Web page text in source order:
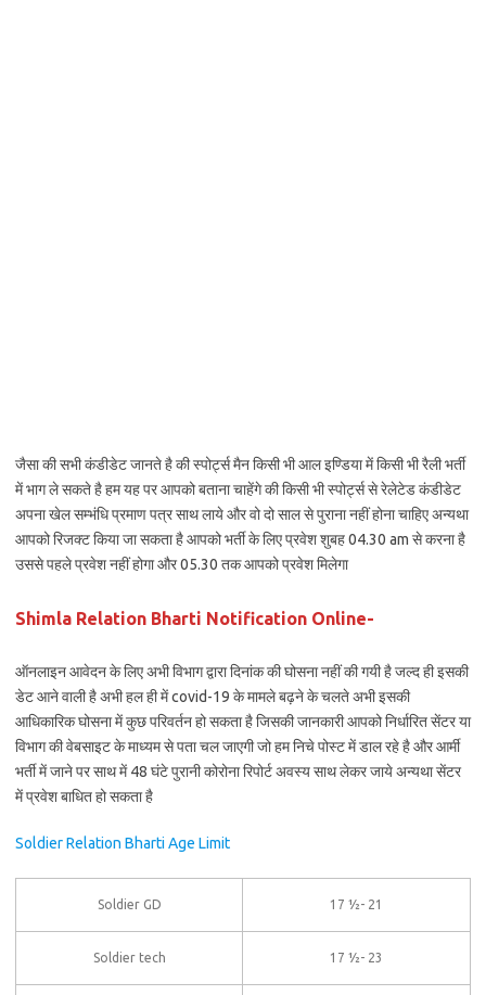
जैसा की सभी कंडीडेट जानते है की स्पोर्ट्स मैन किसी भी आल इण्डिया में किसी भी रैली भर्ती
में भाग ले सकते है हम यह पर आपको बताना चाहेंगे की किसी भी स्पोर्ट्स से रेलेटेड कंडीडेट
अपना खेल सम्भंधि प्रमाण पत्र साथ लाये और वो दो साल से पुराना नहीं होना चाहिए अन्यथा
आपको रिजक्ट किया जा सकता है आपको भर्ती के लिए प्रवेश शुबह 04.30 am से करना है
उससे पहले प्रवेश नहीं होगा और 05.30 तक आपको प्रवेश मिलेगा
Shimla Relation Bharti Notification Online-
ऑनलाइन आवेदन के लिए अभी विभाग द्वारा दिनांक की घोसना नहीं की गयी है जल्द ही इसकी
डेट आने वाली है अभी हल ही में covid-19 के मामले बढ़ने के चलते अभी इसकी
आधिकारिक घोसना में कुछ परिवर्तन हो सकता है जिसकी जानकारी आपको निर्धारित सेंटर या
विभाग की वेबसाइट के माध्यम से पता चल जाएगी जो हम निचे पोस्ट में डाल रहे है और आर्मी
भर्ती में जाने पर साथ में 48 घंटे पुरानी कोरोना रिपोर्ट अवस्य साथ लेकर जाये अन्यथा सेंटर
में प्रवेश बाधित हो सकता है
Soldier Relation Bharti Age Limit
Soldier GD 17 ½- 21
Soldier tech 17 ½- 23